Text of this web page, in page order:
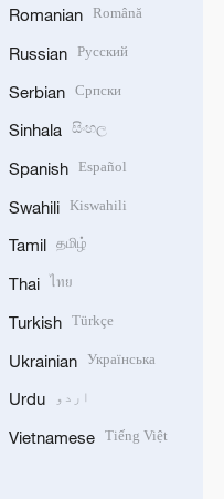
Romanian Română
Russian Русский
Serbian Српски
Sinhala සිංහල
Spanish Español
Swahili Kiswahili
Tamil தமிழ்
Thai ไทย
Turkish Türkçe
Ukrainian Українська
Urdu اردو
Vietnamese Tiếng Việt